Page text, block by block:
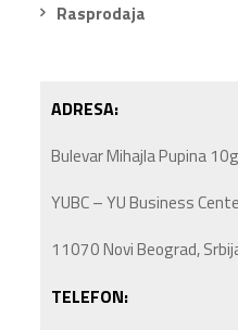
Rasprodaja
ADRESA:
Bulevar Mihajla Pupina
YUBC – YU Business
11070 Novi Beograd,
TELEFON: